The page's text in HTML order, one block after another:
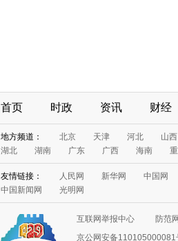
首页 时政 资讯 财经
地方频道： 北京 天津 河北
山西
湖北
湖南 广东 广西 海南
友情链接： 人民网 新华网
中国网
中国新闻网
光明网
互联网举报中心
防范
京公网安备110105000081